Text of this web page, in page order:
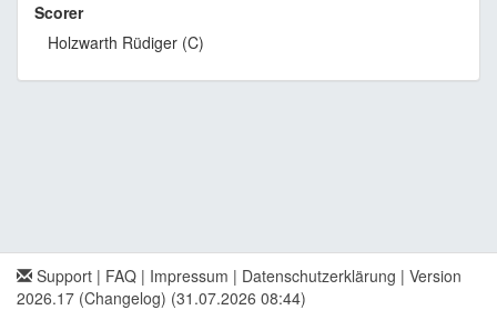
Scorer
Holzwarth Rüdiger (C)
Support | FAQ | Impressum | Datenschutzerklärung | Version
2026.17 (Changelog) (31.07.2026 08:44)